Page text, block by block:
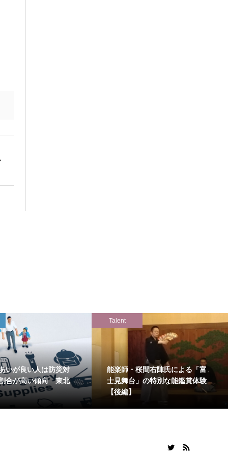
いが良い人は防災対
合が高い傾向 東北
Talent
能楽師・桜間右陣氏による「富
士見舞台」の特別な能鑑賞体験
【後編】